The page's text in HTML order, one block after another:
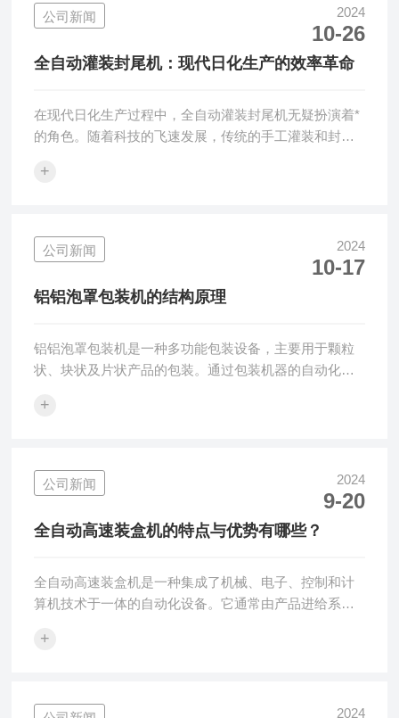
是装盒机的核心部分，负责将片状产品按照一定的顺序
和数量输送到装盒机的传送带上。供料系统通常采用振
动盘或机械手等装置，确保片状产品能够准确、快速地
输送到指定位置。传送系统传送系统是连接供料系统
公司新闻 2024
10-26
全自动灌装封尾机：现代日化生产的效率革命
在现代日化生产过程中，全自动灌装封尾机无疑扮演着*
的角色。随着科技的飞速发展，传统的手工灌装和封尾
的特点，成为了日化企业生产线上的核心设备。本文将
装封尾机的工作原理它是一种集灌装、封尾、贴标、打
印生产日期等多功能于一体的设备。其工作原理大致如
下：物料输送：原料通过储料罐和输送管道被输送到灌
装头，确保物料在灌装过程中的连续性和稳定性。精...
+
公司新闻 2024
10-17
铝铝泡罩包装机的结构原理
铝铝泡罩包装机是一种多功能包装设备，主要用于颗粒
状、块状及片状产品的包装。通过包装机器的自动化生
等一系列操作，大大提高了生产效率，并保证了产品的
系统及自动剪袋等。每个组件都发挥着重要的作用，协
同工作以完成产品的包装。1、自动上袋装置自动上袋装
置是铝铝泡罩包装机最关键的组件之一。通过引入袋子
来将产品装入袋中，整个过程自动完成，从而大大地...
+
公司新闻 2024
9-20
全自动高速装盒机的特点与优势有哪些？
全自动高速装盒机是一种集成了机械、电子、控制和计
算机技术于一体的自动化设备。它通常由产品进给系
组成。这种机器的主要功能是将产品自动装入预先折叠
小颗粒的药丸、胶囊，还是较大的食品包装盒，甚至是
+
2024